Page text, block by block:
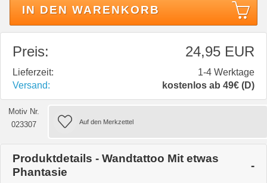
IN DEN WARENKORB
Preis: 24,95 EUR
Lieferzeit:
1-4 Werktage
Versand:
kostenlos ab 49€ (D)
Motiv Nr.
023307
Produktdetails - Wandtattoo Mit etwas
Phantasie